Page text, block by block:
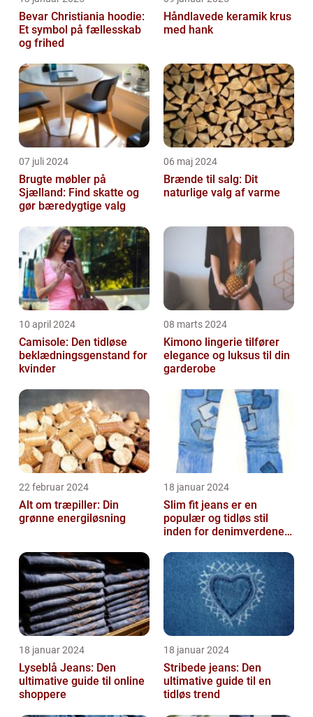
Bevar Christiania hoodie:
Et symbol på fællesskab
og frihed
Håndlavede keramik krus
med hank
07 juli 2024
Brugte møbler på
Sjælland: Find skatte og
gør bæredygtige valg
06 maj 2024
Brænde til salg: Dit
naturlige valg af varme
10 april 2024
Camisole: Den tidløse
beklædningsgenstand for
kvinder
08 marts 2024
Kimono lingerie tilfører
elegance og luksus til din
garderobe
22 februar 2024
Alt om træpiller: Din
grønne energiløsning
18 januar 2024
Slim fit jeans er en
populær og tidløs stil
inden for denimverdenen,
pasform o...
18 januar 2024
Lyseblå Jeans: Den
ultimative guide til online
shoppere
18 januar 2024
Stribede jeans: Den
ultimative guide til en
tidløs trend